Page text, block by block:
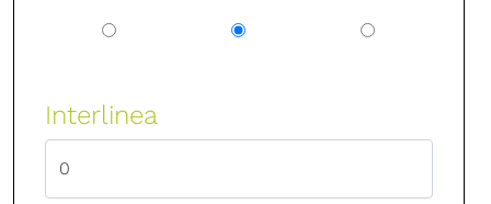
Interlinea